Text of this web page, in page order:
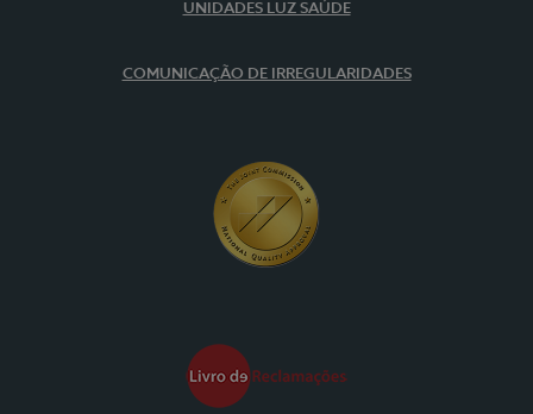
UNIDADES LUZ SAÚDE
COMUNICAÇÃO DE IRREGULARIDADES